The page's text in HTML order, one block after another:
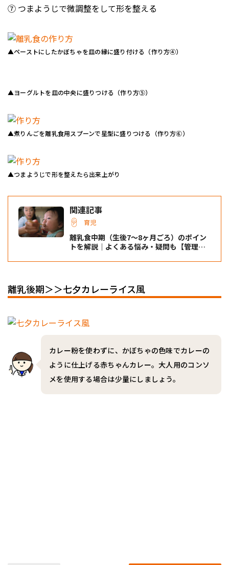
⑦ つまようじで微調整をして形を整える
▲ペーストにしたかぼちゃを皿の縁に盛り付ける（作り方④）
▲ヨーグルトを皿の中央に盛りつける（作り方➄）
▲煮りんごを離乳食用スプーンで星型に盛りつける（作り方⑥）
▲つまようじで形を整えたら出来上がり
関連記事
育児
離乳食中期（生後7～8ヶ月ごろ）のポイン
トを解説｜よくある悩み・疑問も【管理栄
離乳後期＞＞七夕カレーライス風
カレー粉を使わずに、かぼちゃの色味でカレーの
ように仕上げる赤ちゃんカレー。大人用のコンソ
メを使用する場合は少量にしましょう。